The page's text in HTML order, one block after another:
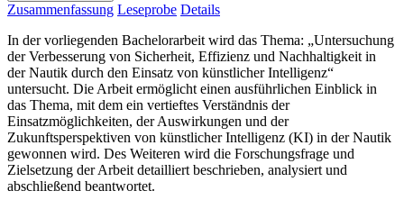
Zusammenfassung Leseprobe Details
In der vorliegenden Bachelorarbeit wird das Thema: „Untersuchung
der Verbesserung von Sicherheit, Effizienz und Nachhaltigkeit in
der Nautik durch den Einsatz von künstlicher Intelligenz“
untersucht. Die Arbeit ermöglicht einen ausführlichen Einblick in
das Thema, mit dem ein vertieftes Verständnis der
Einsatzmöglichkeiten, der Auswirkungen und der
Zukunftsperspektiven von künstlicher Intelligenz (KI) in der Nautik
gewonnen wird. Des Weiteren wird die Forschungsfrage und
Zielsetzung der Arbeit detailliert beschrieben, analysiert und
abschließend beantwortet.